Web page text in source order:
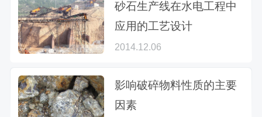
砂石生产线在水电工程中
应用的工艺设计
2014.12.06
影响破碎物料性质的主要
因素